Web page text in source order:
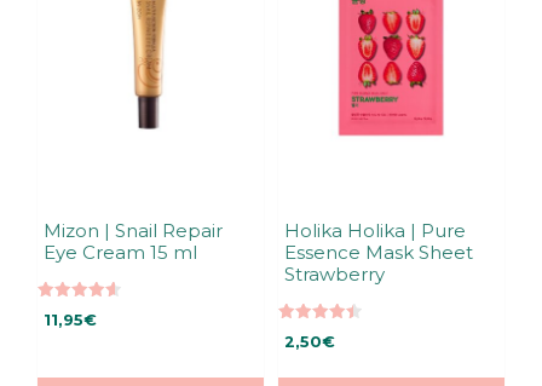
Mizon | Snail Repair
Eye Cream 15 ml
4.60
5:stä
11,95€
Holika Holika | Pure
Essence Mask Sheet
Strawberry
4.50
5:stä
2,50€